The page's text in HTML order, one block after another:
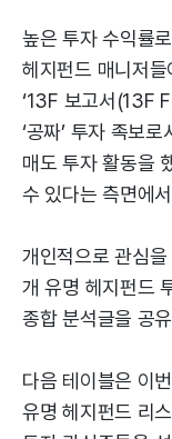
높은 투자 수익률
헤지펀드 매니저
‘13F 보고서(13F
‘공짜’ 투자 족보
매도 투자 활동을
수 있다는 측면에
개인적으로 관심
개 유명 헤지펀드
종합 분석글을 공
다음 테이블은 이
유명 헤지펀드 리